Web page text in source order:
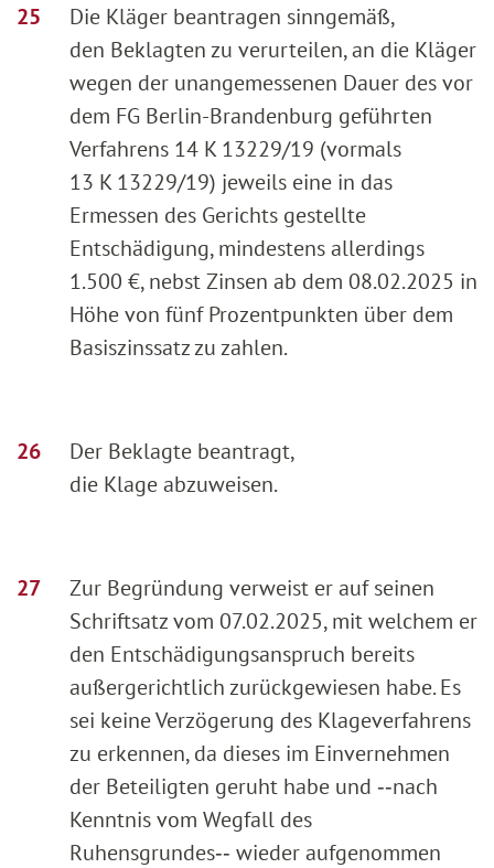
Die Kläger beantragen sinngemäß,
den Beklagten zu verurteilen, an die Kläger
wegen der unangemessenen Dauer des vor
dem FG Berlin-Brandenburg geführten
Verfahrens 14 K 13229/19 (vormals
13 K 13229/19) jeweils eine in das
Ermessen des Gerichts gestellte
Entschädigung, mindestens allerdings
1.500 €, nebst Zinsen ab dem 08.02.2025 in
Höhe von fünf Prozentpunkten über dem
Basiszinssatz zu zahlen.
Der Beklagte beantragt,
die Klage abzuweisen.
Zur Begründung verweist er auf seinen
Schriftsatz vom 07.02.2025, mit welchem er
den Entschädigungsanspruch bereits
außergerichtlich zurückgewiesen habe. Es
sei keine Verzögerung des Klageverfahrens
zu erkennen, da dieses im Einvernehmen
der Beteiligten geruht habe und ‑‑nach
Kenntnis vom Wegfall des
Ruhensgrundes‑‑ wieder aufgenommen